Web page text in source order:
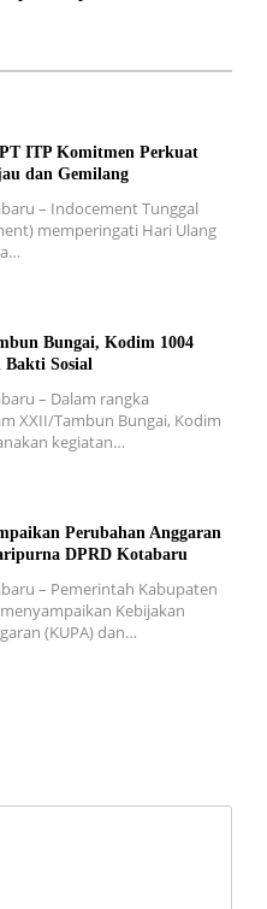
ITP Komitmen Perkuat
dan Gemilang
– Indocement Tunggal
memperingati Hari Ulang
Bungai, Kodim 1004
Sosial
– Dalam rangka
XXII/Tambun Bungai, Kodim
kegiatan…
Perubahan Anggaran
DPRD Kotabaru
– Pemerintah Kabupaten
Kebijakan
(KUPA) dan…